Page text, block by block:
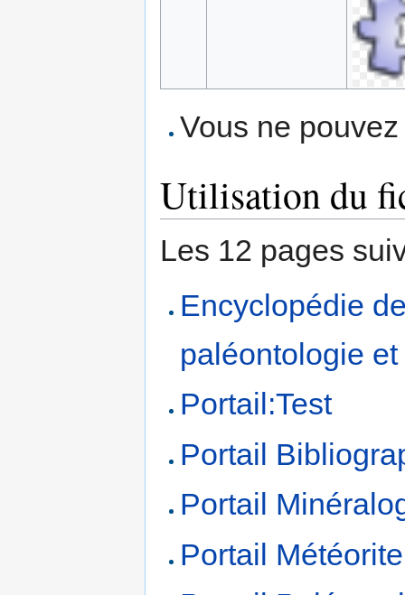
Vous ne
Utilisation du
Les 12 pages
Encyclopédie
paléontologie
Portail:Test
Portail
Portail
Portail Météorite